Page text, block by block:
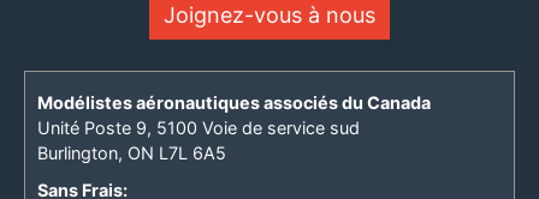
Joignez-vous à nous
Modélistes aéronautiques associés du Canada
Unité Poste 9, 5100 Voie de service sud
Burlington, ON L7L 6A5
Sans Frais: